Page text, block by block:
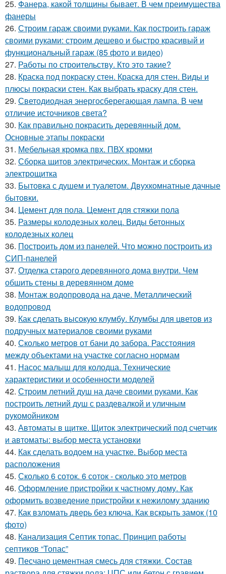
25. Фанера, какой толщины бывает. В чем преимущества
фанеры
26. Строим гараж своими руками. Как построить гараж
своими руками: строим дешево и быстро красивый и
функциональный гараж (85 фото и видео)
27. Работы по строительству. Кто это такие?
28. Краска под покраску стен. Краска для стен. Виды и
плюсы покраски стен. Как выбрать краску для стен.
29. Светодиодная энергосберегающая лампа. В чем
отличие источников света?
30. Как правильно покрасить деревянный дом.
Основные этапы покраски
31. Мебельная кромка пвх. ПВХ кромки
32. Сборка щитов электрических. Монтаж и сборка
электрощитка
33. Бытовка с душем и туалетом. Двухкомнатные дачные
бытовки.
34. Цемент для пола. Цемент для стяжки пола
35. Размеры колодезных колец. Виды бетонных
колодезных колец
36. Построить дом из панелей. Что можно построить из
СИП-панелей
37. Отделка старого деревянного дома внутри. Чем
обшить стены в деревянном доме
38. Монтаж водопровода на даче. Металлический
водопровод
39. Как сделать высокую клумбу. Клумбы для цветов из
подручных материалов своими руками
40. Сколько метров от бани до забора. Расстояния
между объектами на участке согласно нормам
41. Насос малыш для колодца. Технические
характеристики и особенности моделей
42. Строим летний душ на даче своими руками. Как
построить летний душ с раздевалкой и уличным
рукомойником
43. Автоматы в щитке. Щиток электрический под счетчик
и автоматы: выбор места установки
44. Как сделать водоем на участке. Выбор места
расположения
45. Сколько 6 соток. 6 соток - сколько это метров
46. Оформление пристройки к частному дому. Как
оформить возведение пристройки к нежилому зданию
47. Как взломать дверь без ключа. Как вскрыть замок (10
фото)
48. Канализация Септик топас. Принцип работы
септиков “Топас”
49. Песчано цементная смесь для стяжки. Состав